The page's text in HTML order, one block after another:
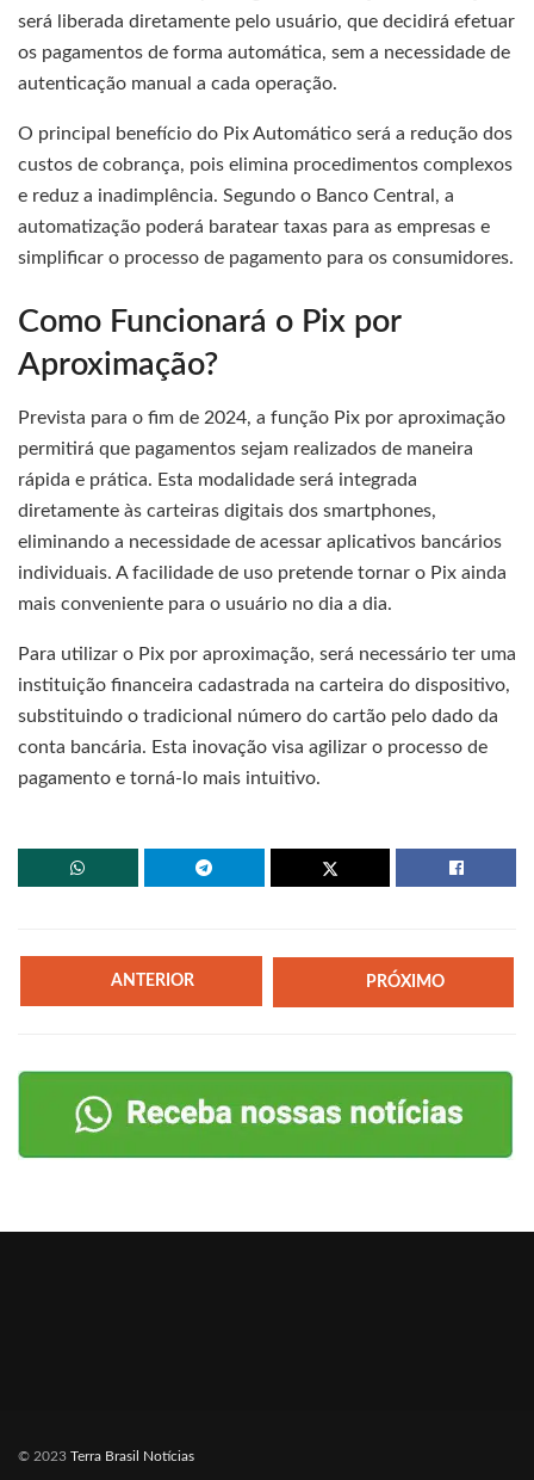
será liberada diretamente pelo usuário, que decidirá efetuar
os pagamentos de forma automática, sem a necessidade de
autenticação manual a cada operação.
O principal benefício do Pix Automático será a redução dos
custos de cobrança, pois elimina procedimentos complexos
e reduz a inadimplência. Segundo o Banco Central, a
automatização poderá baratear taxas para as empresas e
simplificar o processo de pagamento para os consumidores.
Como Funcionará o Pix por
Aproximação?
Prevista para o fim de 2024, a função Pix por aproximação
permitirá que pagamentos sejam realizados de maneira
rápida e prática. Esta modalidade será integrada
diretamente às carteiras digitais dos smartphones,
eliminando a necessidade de acessar aplicativos bancários
individuais. A facilidade de uso pretende tornar o Pix ainda
mais conveniente para o usuário no dia a dia.
Para utilizar o Pix por aproximação, será necessário ter uma
instituição financeira cadastrada na carteira do dispositivo,
substituindo o tradicional número do cartão pelo dado da
conta bancária. Esta inovação visa agilizar o processo de
pagamento e torná-lo mais intuitivo.
ANTERIOR PRÓXIMO
© 2023 Terra Brasil Notícias